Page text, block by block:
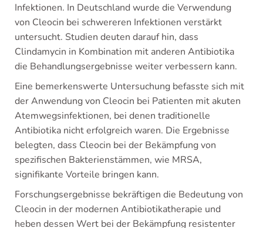
Infektionen. In Deutschland wurde die Verwendung
von Cleocin bei schwereren Infektionen verstärkt
untersucht. Studien deuten darauf hin, dass
Clindamycin in Kombination mit anderen Antibiotika
die Behandlungsergebnisse weiter verbessern kann.
Eine bemerkenswerte Untersuchung befasste sich mit
der Anwendung von Cleocin bei Patienten mit akuten
Atemwegsinfektionen, bei denen traditionelle
Antibiotika nicht erfolgreich waren. Die Ergebnisse
belegten, dass Cleocin bei der Bekämpfung von
spezifischen Bakterienstämmen, wie MRSA,
signifikante Vorteile bringen kann.
Forschungsergebnisse bekräftigen die Bedeutung von
Cleocin in der modernen Antibiotikatherapie und
heben dessen Wert bei der Bekämpfung resistenter